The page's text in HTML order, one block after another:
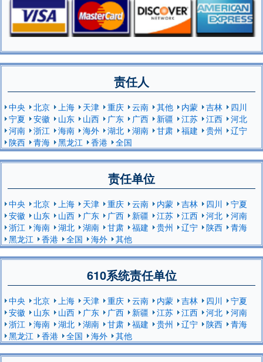
责任人
中央 北京 上海 天津 重庆 云南 其他 内蒙 吉林
四川
宁夏
安徽 山东 山西 广东 广西 新疆 江苏 江西
河北
河南
浙江 海南 海外 湖北 湖南 甘肃 福建 贵州
辽宁
陕西
青海 黑龙江 香港 全国
责任单位
中央 北京 上海 天津 重庆 云南 内蒙 吉林 四川
宁夏
安徽
山东 山西 广东 广西 新疆 江苏 江西 河北
河南
浙江
海南 湖北 湖南 甘肃 福建 贵州 辽宁 陕西
青海
黑龙江
香港 全国 海外 其他
610系统责任单位
中央 北京 上海 天津 重庆 云南 内蒙 吉林 四川
宁夏
安徽
山东 山西 广东 广西 新疆 江苏 江西 河北
河南
浙江
海南 湖北 湖南 甘肃 福建 贵州 辽宁 陕西
青海
黑龙江
香港 全国 海外 其他